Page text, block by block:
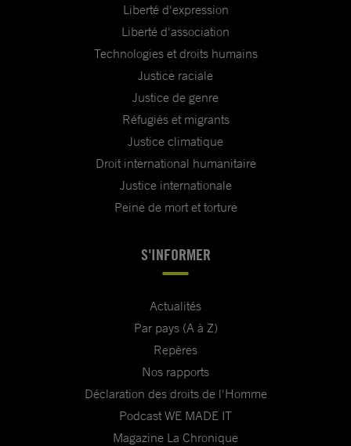
Liberté d'expression
Liberté d'association
Technologies et droits humains
Justice raciale
Justice de genre
Réfugiés et migrants
Justice climatique
Droit international humanitaire
Justice internationale
Peine de mort et torture
S'INFORMER
Actualités
Par pays (A à Z)
Repères
Nos rapports
Déclaration des droits de l'Homme
Podcast WE MADE IT
Magazine La Chronique